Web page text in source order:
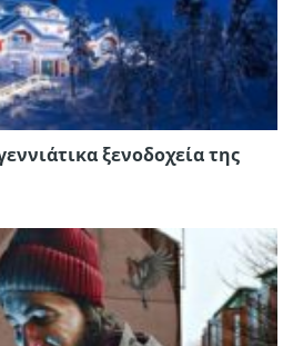
ξενοδοχεία της